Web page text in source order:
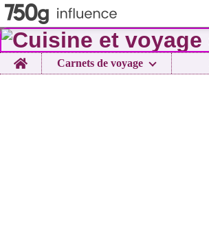
Home Carnets de voyage